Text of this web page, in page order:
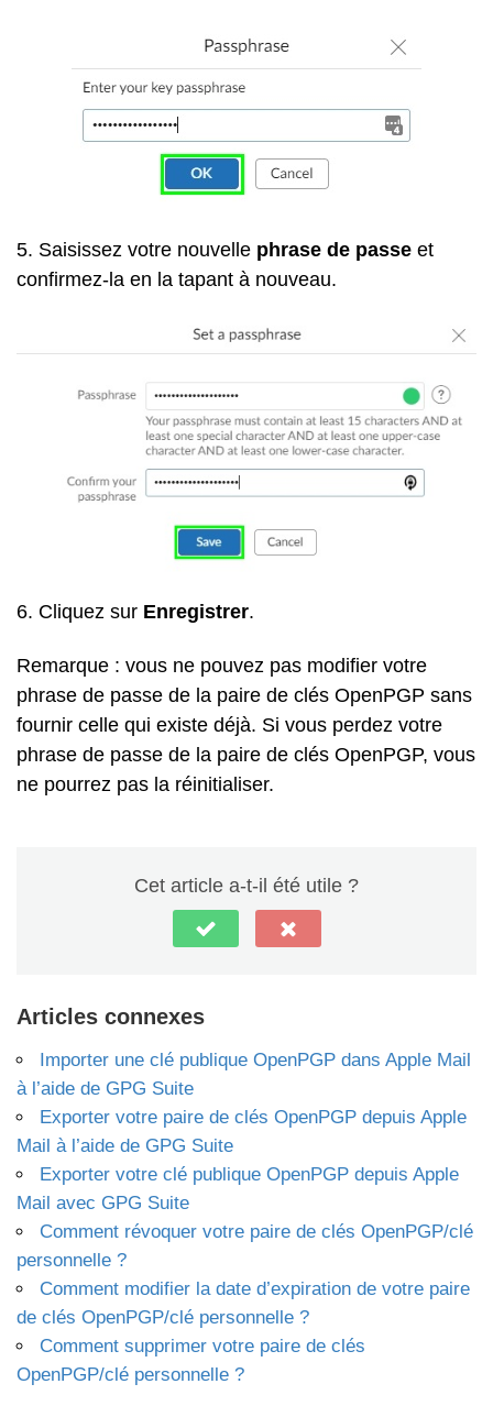
5. Saisissez votre nouvelle phrase de passe et
confirmez-la en la tapant à nouveau.
6. Cliquez sur Enregistrer.
Remarque : vous ne pouvez pas modifier votre
phrase de passe de la paire de clés OpenPGP sans
fournir celle qui existe déjà. Si vous perdez votre
phrase de passe de la paire de clés OpenPGP, vous
ne pourrez pas la réinitialiser.
Cet article a-t-il été utile ?
Articles connexes
Importer une clé publique OpenPGP dans Apple Mail
à l’aide de GPG Suite
Exporter votre paire de clés OpenPGP depuis Apple
Mail à l’aide de GPG Suite
Exporter votre clé publique OpenPGP depuis Apple
Mail avec GPG Suite
Comment révoquer votre paire de clés OpenPGP/clé
personnelle ?
Comment modifier la date d’expiration de votre paire
de clés OpenPGP/clé personnelle ?
Comment supprimer votre paire de clés
OpenPGP/clé personnelle ?